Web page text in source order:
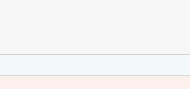
JB-19763